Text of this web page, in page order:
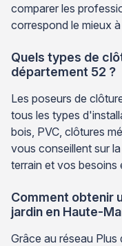
comparer les
correspond le mieux
Quels types de
département 52 ?
Les poseurs de
tous les types
bois, PVC, clôtures
vous conseillent sur
terrain et vos besoins
Comment obtenir
jardin en Haute-
Grâce au réseau